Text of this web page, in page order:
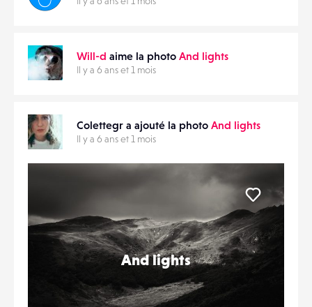
Will-d aime la photo And lights
Il y a 6 ans et 1 mois
Colettegr a ajouté la photo And lights
Il y a 6 ans et 1 mois
And lights
Liker